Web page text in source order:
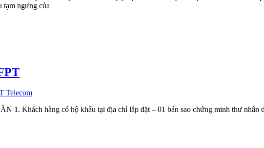
tạm ngưng của
Telecom
hàng có hộ khẩu tại địa chỉ lắp đặt – 01 bản sao chứng minh thư nhân